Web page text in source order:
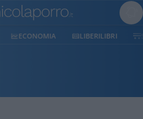
ECONOMIA LIBERILIBRI